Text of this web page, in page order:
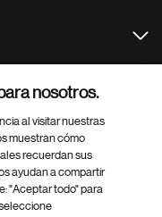
nosotros.
al visitar nuestras
muestran cómo
recuerdan sus
ayudan a compartir
"Aceptar todo" para